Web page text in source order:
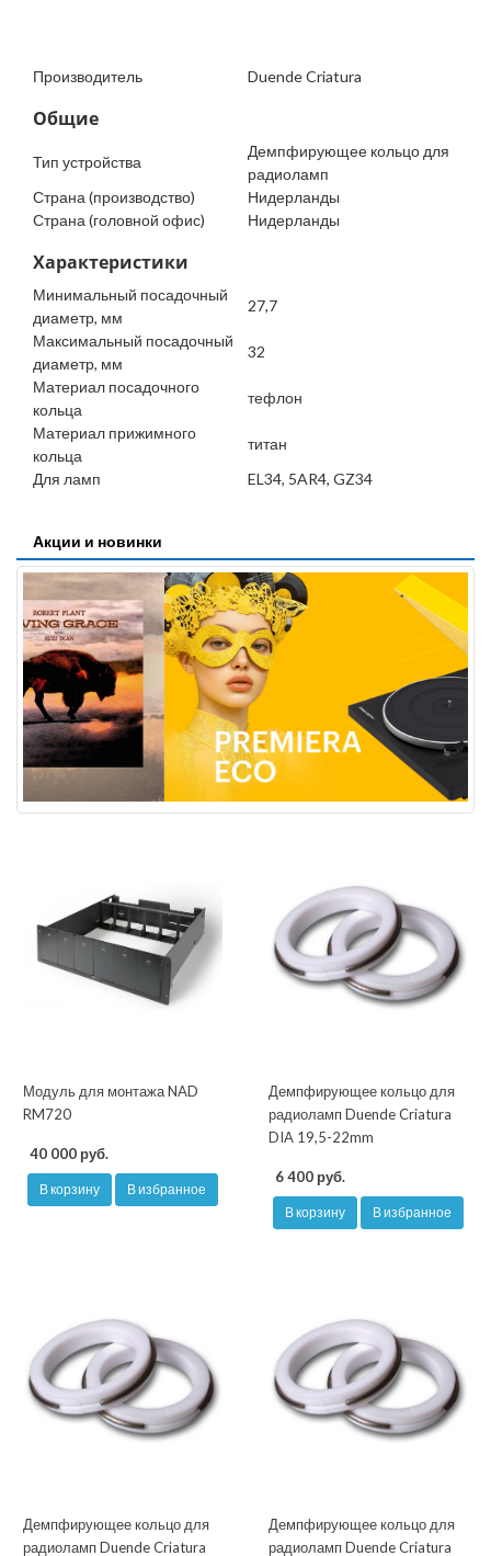
Производитель Duende Criatura
Общие
Тип устройства
Демпфирующее кольцо для
радиоламп
Страна (производство)
Нидерланды
Страна (головной офис)
Нидерланды
Характеристики
Минимальный посадочный
диаметр, мм
27,7
Максимальный посадочный
диаметр, мм
32
Материал посадочного
кольца
тефлон
Материал прижимного
кольца
титан
Для ламп
EL34, 5AR4, GZ34
Акции и новинки
Модуль для монтажа NAD
RM720
40 000 руб.
В корзину В избранное
Демпфирующее кольцо для
радиоламп Duende Criatura
DIA 19,5-22mm
6 400 руб.
В корзину В избранное
Демпфирующее кольцо для
радиоламп Duende Criatura
Демпфирующее кольцо для
радиоламп Duende Criatura